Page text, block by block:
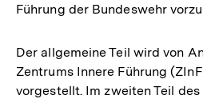
Führung der Bundeswehr
Der allgemeine Teil wird von
Zentrums Innere Führung
vorgestellt. Im zweiten Teil